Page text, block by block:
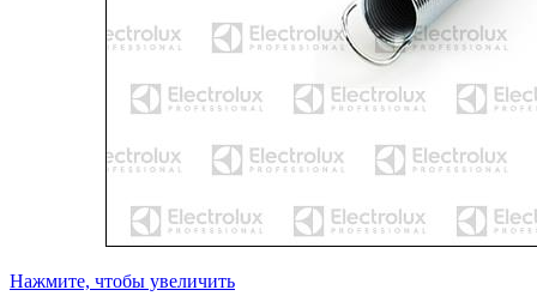
Нажмите, чтобы увеличить